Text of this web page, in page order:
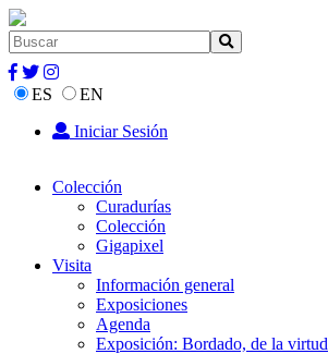
ES
EN
Iniciar Sesión
Colección
Curadurías
Colección
Gigapixel
Visita
Información general
Exposiciones
Agenda
Exposición: Bordado, de la virtud